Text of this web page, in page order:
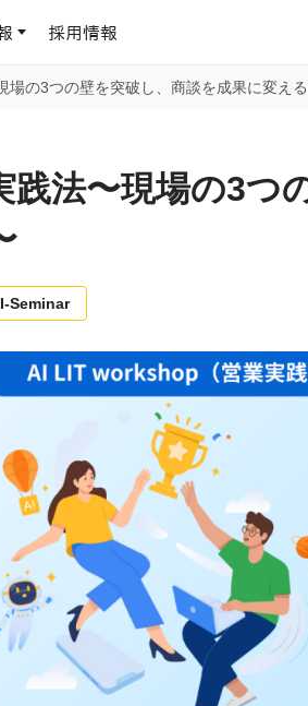
で、
果
ネー
で
ィ
いっ
適
ラーニングプラット
アセスメント
ラーニングサークル
セキュリティー
専門家がAIや組織開発を深掘り解説する、実
す
サービスのご利用方法や料金など、多く寄せ
ます
採用情報
の3つの壁を突破し、商談を成果に変え
践法〜現場の3つ
Seminar